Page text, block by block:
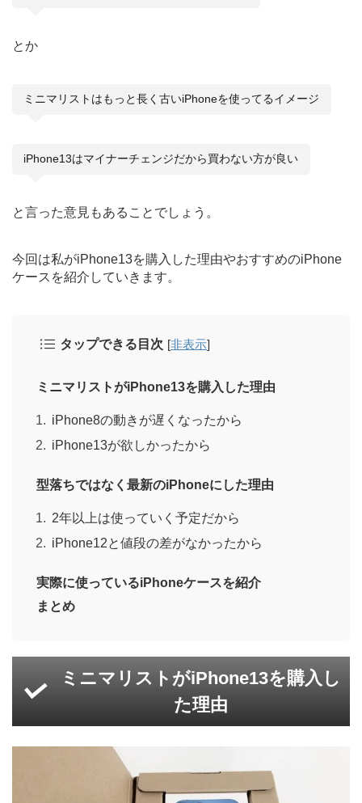
とか
ミニマリストはもっと長く古いiPhoneを使ってるイメージ
iPhone13はマイナーチェンジだから買わない方が良い
と言った意見もあることでしょう。
今回は私がiPhone13を購入した理由やおすすめのiPhone
ケースを紹介していきます。
タップできる目次 [非表示]
ミニマリストがiPhone13を購入した理由
iPhone8の動きが遅くなったから
iPhone13が欲しかったから
型落ちではなく最新のiPhoneにした理由
2年以上は使っていく予定だから
iPhone12と値段の差がなかったから
実際に使っているiPhoneケースを紹介
まとめ
ミニマリストがiPhone13を購入し
た理由